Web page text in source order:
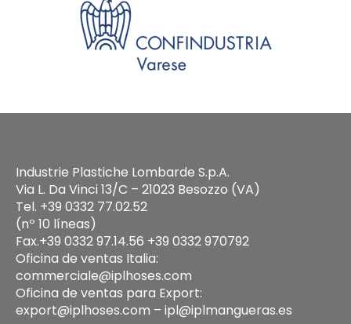
Industrie Plastiche Lombarde S.p.A.
Via L. Da Vinci 13/C – 21023 Besozzo (VA)
Tel. +39 0332 77.02.52
(nº 10 líneas)
Fax.+39 0332 97.14.56 +39 0332 970792
Oficina de ventas Italia:
commerciale@iplhoses.com
Oficina de ventas para Export:
export@iplhoses.com – ipl@iplmangueras.es